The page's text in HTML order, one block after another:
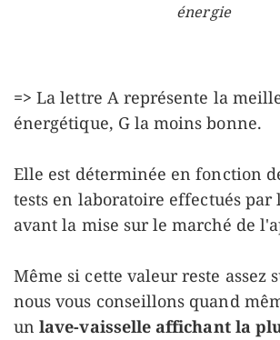
énergie
=> La lettre A représente la
énergétique, G la moins bonne.
Elle est déterminée en fonction
tests en laboratoire effectués
avant la mise sur le marché de
Même si cette valeur reste assez
nous vous conseillons quand
unlave-vaisselle affichant la